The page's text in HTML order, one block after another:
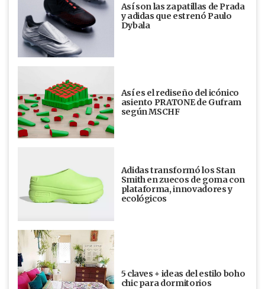
Así son las zapatillas de Prada
y adidas que estrenó Paulo
Dybala
Así es el rediseño del icónico
asiento PRATONE de Gufram
según MSCHF
Adidas transformó los Stan
Smith en zuecos de goma con
plataforma, innovadores y
ecológicos
5 claves + ideas del estilo boho
chic para dormitorios